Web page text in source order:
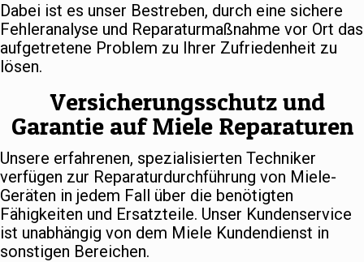
Dabei ist es unser Bestreben, durch eine sichere
Fehleranalyse und Reparaturmaßnahme vor Ort das
aufgetretene Problem zu Ihrer Zufriedenheit zu
lösen.
Versicherungsschutz und
Garantie auf Miele Reparaturen
Unsere erfahrenen, spezialisierten Techniker
verfügen zur Reparaturdurchführung von Miele-
Geräten in jedem Fall über die benötigten
Fähigkeiten und Ersatzteile. Unser Kundenservice
ist unabhängig von dem Miele Kundendienst in
sonstigen Bereichen.